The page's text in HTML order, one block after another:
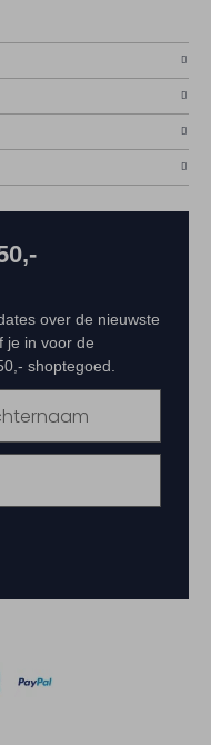
over de nieuwste
je in voor de
shoptegoed.